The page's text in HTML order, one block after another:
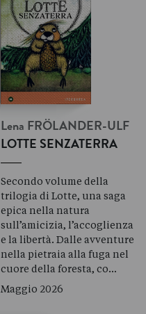
Lena FRÖLANDER-ULF
LOTTE SENZATERRA
Secondo volume della
trilogia di Lotte, una saga
epica nella natura
sull’amicizia, l’accoglienza
e la libertà. Dalle avventure
nella pietraia alla fuga nel
cuore della foresta, co…
Maggio 2026